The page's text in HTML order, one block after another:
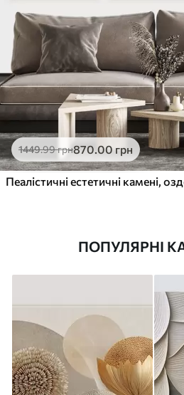
1449.99грн870.00 грн
ПОПУЛЯРНІ